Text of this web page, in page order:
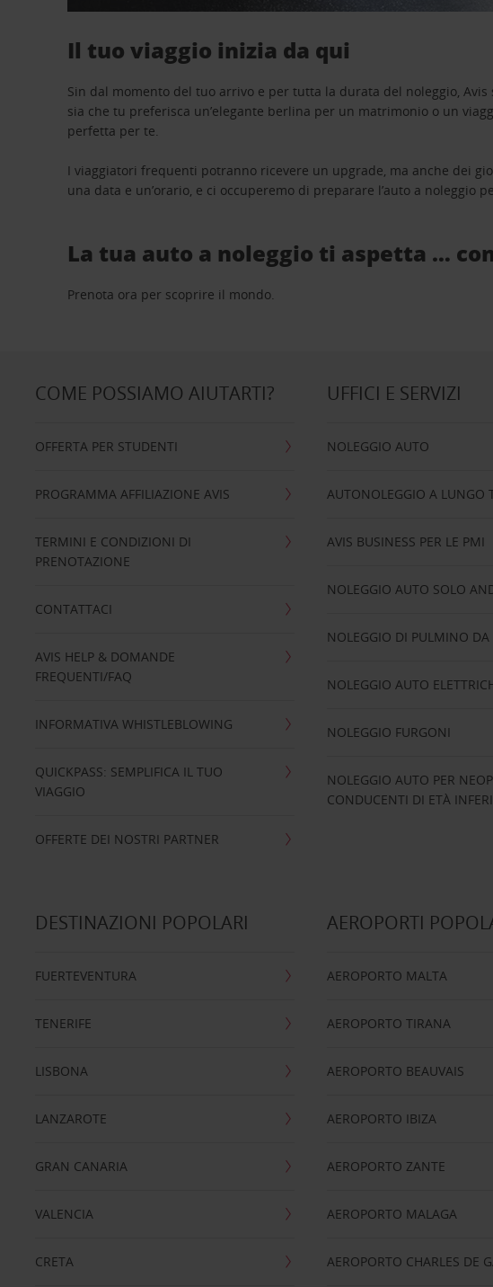
Il tuo viaggio inizia da qui
Sin dal momento del tuo arrivo e per tutta la durata del noleggio,
sia che tu preferisca un’elegante berlina per un matrimonio o un
perfetta per te.
I viaggiatori frequenti potranno ricevere un upgrade, ma anche dei
una data e un’orario, e ci occuperemo di preparare l’auto a noleggio
La tua auto a noleggio ti aspetta …
Prenota ora per scoprire il mondo.
COME POSSIAMO AIUTARTI?
OFFERTA PER STUDENTI
PROGRAMMA AFFILIAZIONE AVIS
TERMINI E CONDIZIONI DI
PRENOTAZIONE
CONTATTACI
AVIS HELP & DOMANDE
FREQUENTI/FAQ
INFORMATIVA WHISTLEBLOWING
QUICKPASS: SEMPLIFICA IL TUO
VIAGGIO
OFFERTE DEI NOSTRI PARTNER
UFFICI E SERVIZI
NOLEGGIO AUTO
AUTONOLEGGIO A LUNGO
AVIS BUSINESS PER LE PMI
NOLEGGIO AUTO SOLO
NOLEGGIO DI PULMINO DA
NOLEGGIO AUTO
NOLEGGIO FURGONI
NOLEGGIO AUTO PER
CONDUCENTI DI ETÀ
DESTINAZIONI POPOLARI
FUERTEVENTURA
TENERIFE
LISBONA
LANZAROTE
GRAN CANARIA
VALENCIA
CRETA
AEROPORTI
AEROPORTO MALTA
AEROPORTO TIRANA
AEROPORTO BEAUVAIS
AEROPORTO IBIZA
AEROPORTO ZANTE
AEROPORTO MALAGA
AEROPORTO CHARLES DE